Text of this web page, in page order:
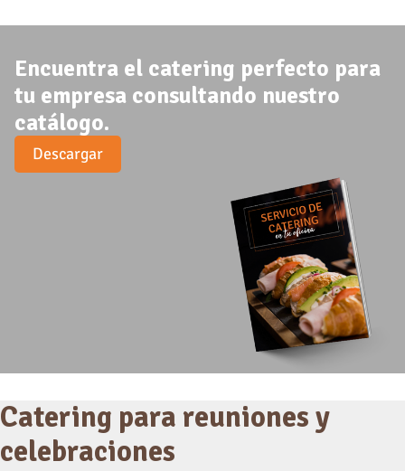
Encuentra el catering perfecto para
tu empresa consultando nuestro
catálogo.
Descargar
Catering para reuniones y
celebraciones